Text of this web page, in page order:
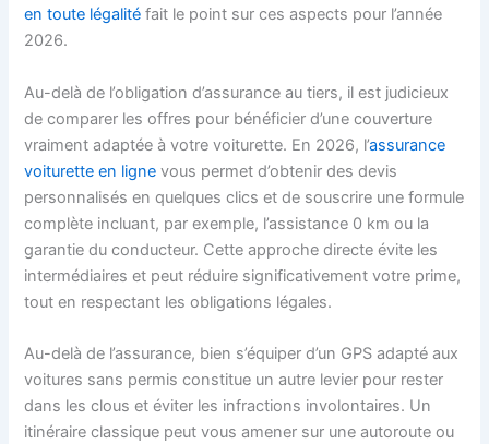
en toute légalité fait le point sur ces aspects pour l’année
2026.
Au-delà de l’obligation d’assurance au tiers, il est judicieux
de comparer les offres pour bénéficier d’une couverture
vraiment adaptée à votre voiturette. En 2026, l’assurance
voiturette en ligne vous permet d’obtenir des devis
personnalisés en quelques clics et de souscrire une formule
complète incluant, par exemple, l’assistance 0 km ou la
garantie du conducteur. Cette approche directe évite les
intermédiaires et peut réduire significativement votre prime,
tout en respectant les obligations légales.
Au-delà de l’assurance, bien s’équiper d’un GPS adapté aux
voitures sans permis constitue un autre levier pour rester
dans les clous et éviter les infractions involontaires. Un
itinéraire classique peut vous amener sur une autoroute ou